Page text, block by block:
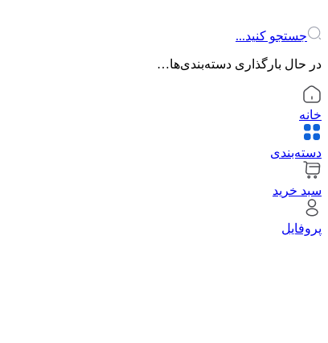
جستجو کنید...
در حال بارگذاری دسته‌بندی‌ها…
خانه
دسته‌بندی
سبد خرید
پروفایل